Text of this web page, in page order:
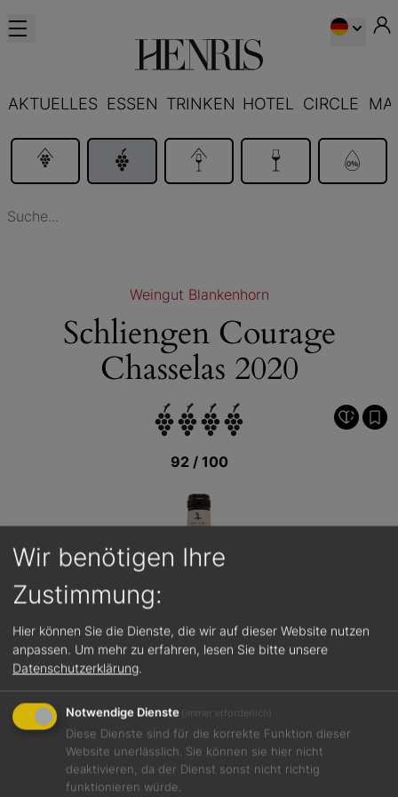
AKTUELLES ESSEN TRINKEN HOTEL CIRCLE
Weingut Blankenhorn
Schliengen Courage
Chasselas 2020
92 / 100
Jetzt teilen
Wir benötigen Ihre
Zustimmung:
Hier können Sie die Dienste, die wir auf dieser Website nutzen
anpassen. Um mehr zu erfahren, lesen Sie bitte unsere
Datenschutzerklärung.
Notwendige Dienste (immer erforderlich)
Diese Dienste sind für die korrekte Funktion dieser
Website unerlässlich. Sie können sie hier nicht
deaktivieren, da der Dienst sonst nicht richtig
funktionieren würde.